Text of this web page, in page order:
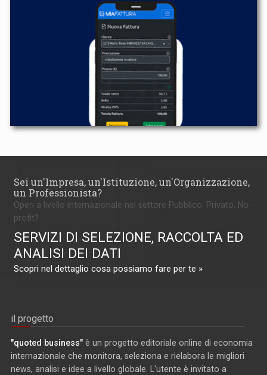
Sei un'Impresa, un'Istituzione, un'Organizzazione,
un Professionista?
Operi a livello internazionale nel settore Pubblico, Privato, No-
profit?
SERVIZI DI SELEZIONE, RACCOLTA ED
ANALISI DEI DATI
Scopri nel dettaglio cosa possiamo fare per te »
il progetto
"quoted business" è un progetto editoriale online di economia
internazionale che monitora, seleziona e rielabora le migliori
news, analisi e idee a livello globale. L'utente è invitato a